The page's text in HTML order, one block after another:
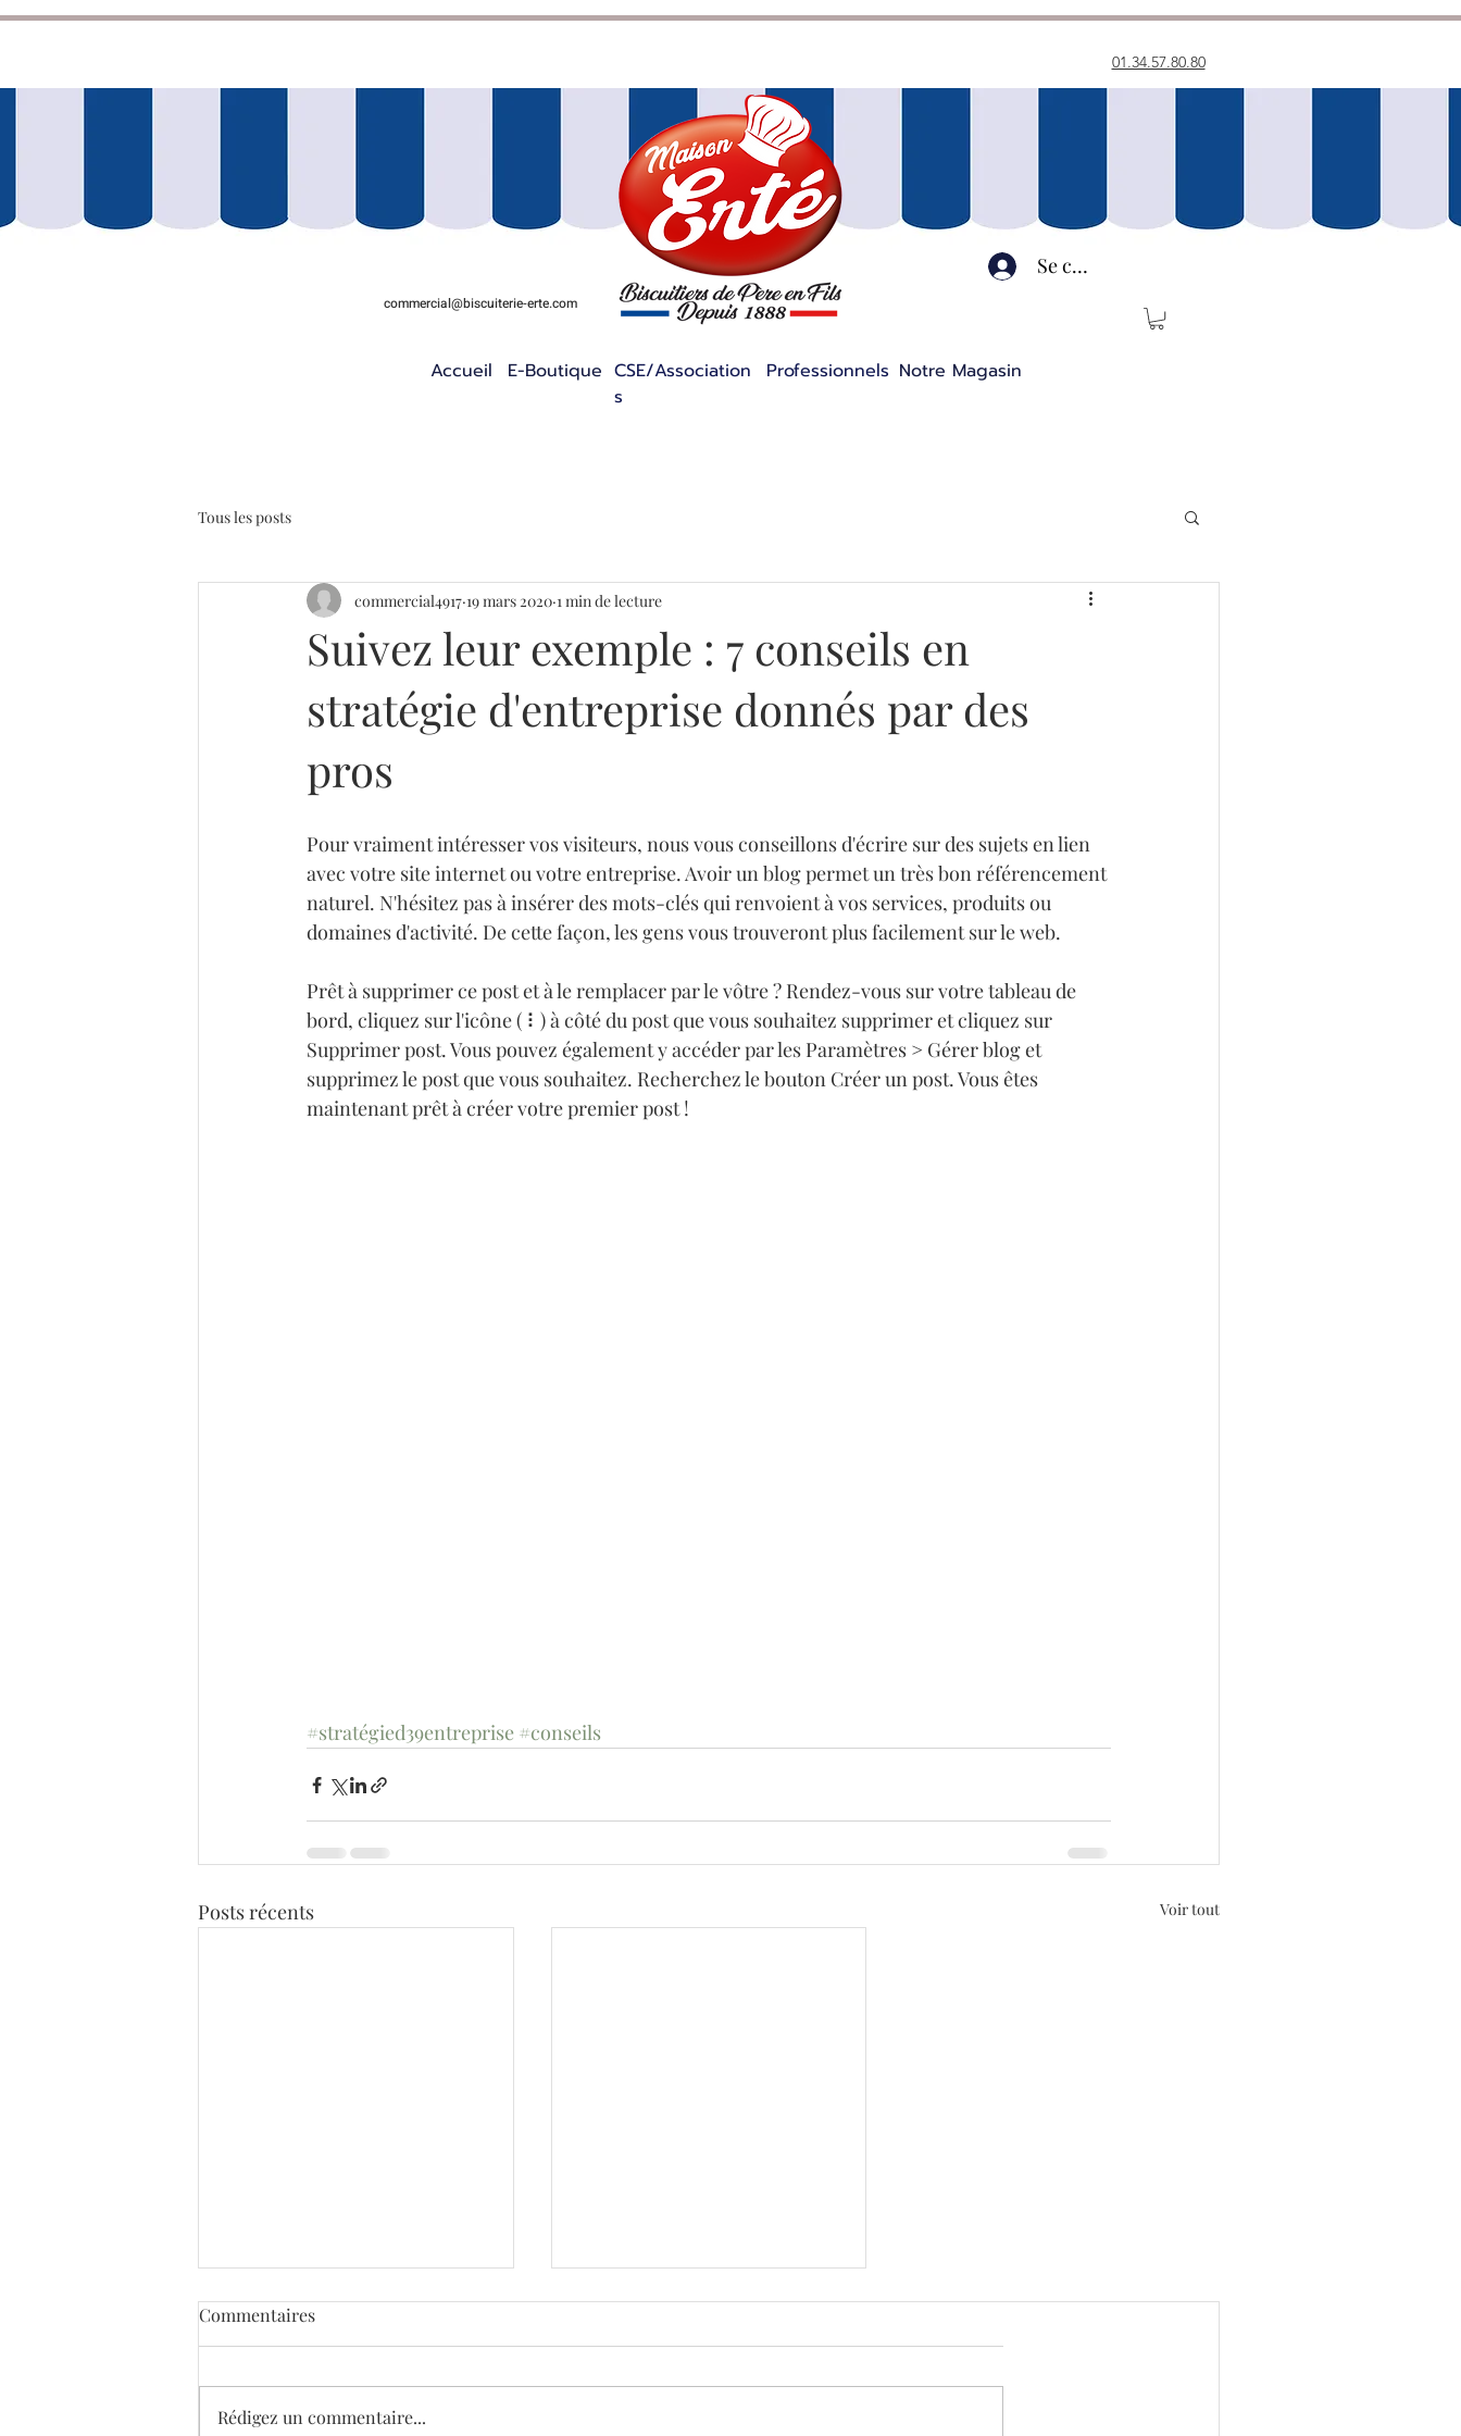
01.34.57.80.80
Se connecter
Accueil E-Boutique CSE/Association
s
Professionnels Notre Magasin
Tous les posts
Suivez leur exemple : 7 conseils en
stratégie d'entreprise donnés par des
pros
commercial4917 19 mars 2020 1 min de lecture
Pour vraiment intéresser vos visiteurs, nous vous conseillons d'écrire sur des sujets en lien
avec votre site internet ou votre entreprise. Avoir un blog permet un très bon référencement
naturel. N'hésitez pas à insérer des mots-clés qui renvoient à vos services, produits ou
domaines d'activité. De cette façon, les gens vous trouveront plus facilement sur le web.
Prêt à supprimer ce post et à le remplacer par le vôtre ? Rendez-vous sur votre tableau de
bord, cliquez sur l'icône ( ⠇) à côté du post que vous souhaitez supprimer et cliquez sur
Supprimer post. Vous pouvez également y accéder par les Paramètres > Gérer blog et
supprimez le post que vous souhaitez. Recherchez le bouton Créer un post. Vous êtes
maintenant prêt à créer votre premier post !
#stratégied39entreprise #conseils
Posts récents Voir tout
Commentaires
Rédigez un commentaire...
commercial@biscuiterie-erte.com